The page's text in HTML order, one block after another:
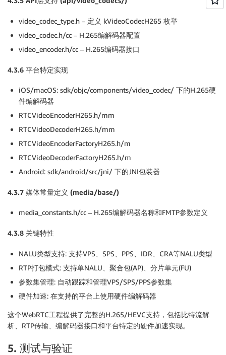
video_codec_type.h – 定义 kVideoCodecH265 枚举
video_codec.h/cc – H.265编解码器配置
video_encoder.h/cc – H.265编码器接口
4.3.6 平台特定实现
iOS/macOS: sdk/objc/components/video_codec/ 下的H.265硬
件编解码器
RTCVideoEncoderH265.h/mm
RTCVideoDecoderH265.h/mm
RTCVideoEncoderFactoryH265.h/m
RTCVideoDecoderFactoryH265.h/m
Android: sdk/android/src/jni/ 下的JNI包装器
4.3.7 媒体常量定义 (media/base/)
media_constants.h/cc – H.265编解码器名称和FMTP参数定义
4.3.8 关键特性
NALU类型支持: 支持VPS、SPS、PPS、IDR、CRA等NALU类型
RTP打包模式: 支持单NALU、聚合包(AP)、分片单元(FU)
参数集管理: 自动跟踪和管理VPS/SPS/PPS参数集
硬件加速: 在支持的平台上使用硬件编解码器
这个WebRTC工程提供了完整的H.265/HEVC支持，包括比特流解
析、RTP传输、编解码器接口和平台特定的硬件加速实现。
5. 测试与验证